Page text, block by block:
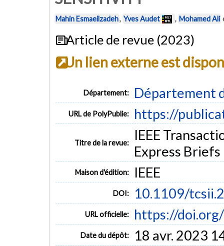
Mahin Esmaeilzadeh, Yves Audet , Mohamed Ali
Article de revue (2023)
Un lien externe est
Département: Département
URL de PolyPublie: https://
Titre de la revue:
IEEE
Express Briefs
Maison d'édition: IEEE
DOI: 10.1109/
URL officielle: https://
Date du dépôt: 18 avr. 2023